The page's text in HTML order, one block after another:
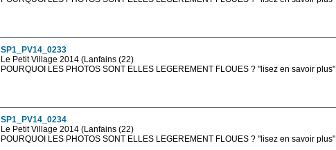
SP1_PV14_0233
Le Petit Village 2014 (Lanfains (22)
POURQUOI LES PHOTOS SONT ELLES LEGEREMENT FLOUES ? "lisez en savoir plus"
SP1_PV14_0234
Le Petit Village 2014 (Lanfains (22)
POURQUOI LES PHOTOS SONT ELLES LEGEREMENT FLOUES ? "lisez en savoir plus"